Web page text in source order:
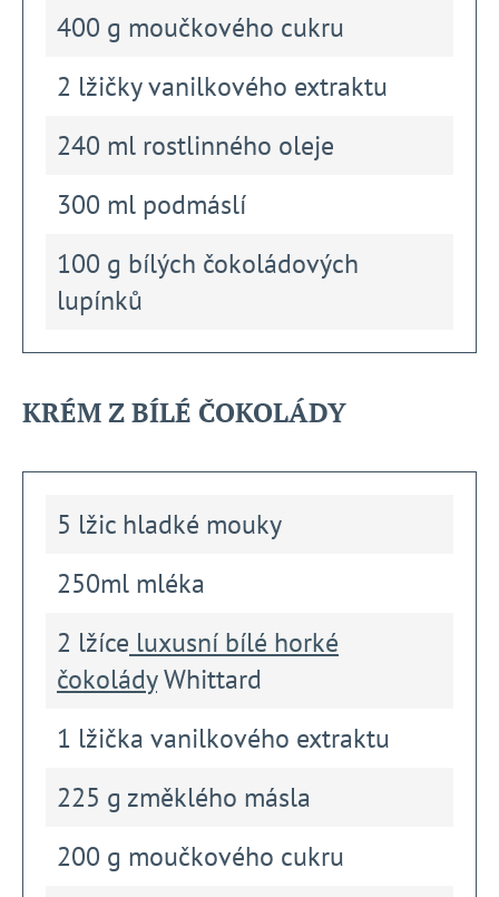
400 g moučkového cukru
2 lžičky vanilkového extraktu
240 ml rostlinného oleje
300 ml podmáslí
100 g bílých čokoládových
lupínků
KRÉM Z BÍLÉ ČOKOLÁDY
5 lžic hladké mouky
250ml mléka
2 lžíce luxusní bílé horké
čokoládyWhittard
1 lžička vanilkového extraktu
225 g změklého másla
200 g moučkového cukru